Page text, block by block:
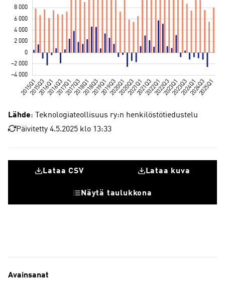
Lähde: Teknologiateollisuus ry:n henkilöstötiedustelu
Päivitetty 4.5.2025 klo 13:33
Lataa CSV Lataa kuva
Näytä taulukkona
Avainsanat